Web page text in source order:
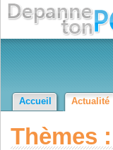
Accueil Actualité
Thèmes :